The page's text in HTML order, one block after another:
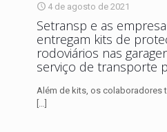
4 de agosto de 2021
Setransp e as
entregam kits de
rodoviários nas
serviço de transporte
Além de kits, os colaboradores